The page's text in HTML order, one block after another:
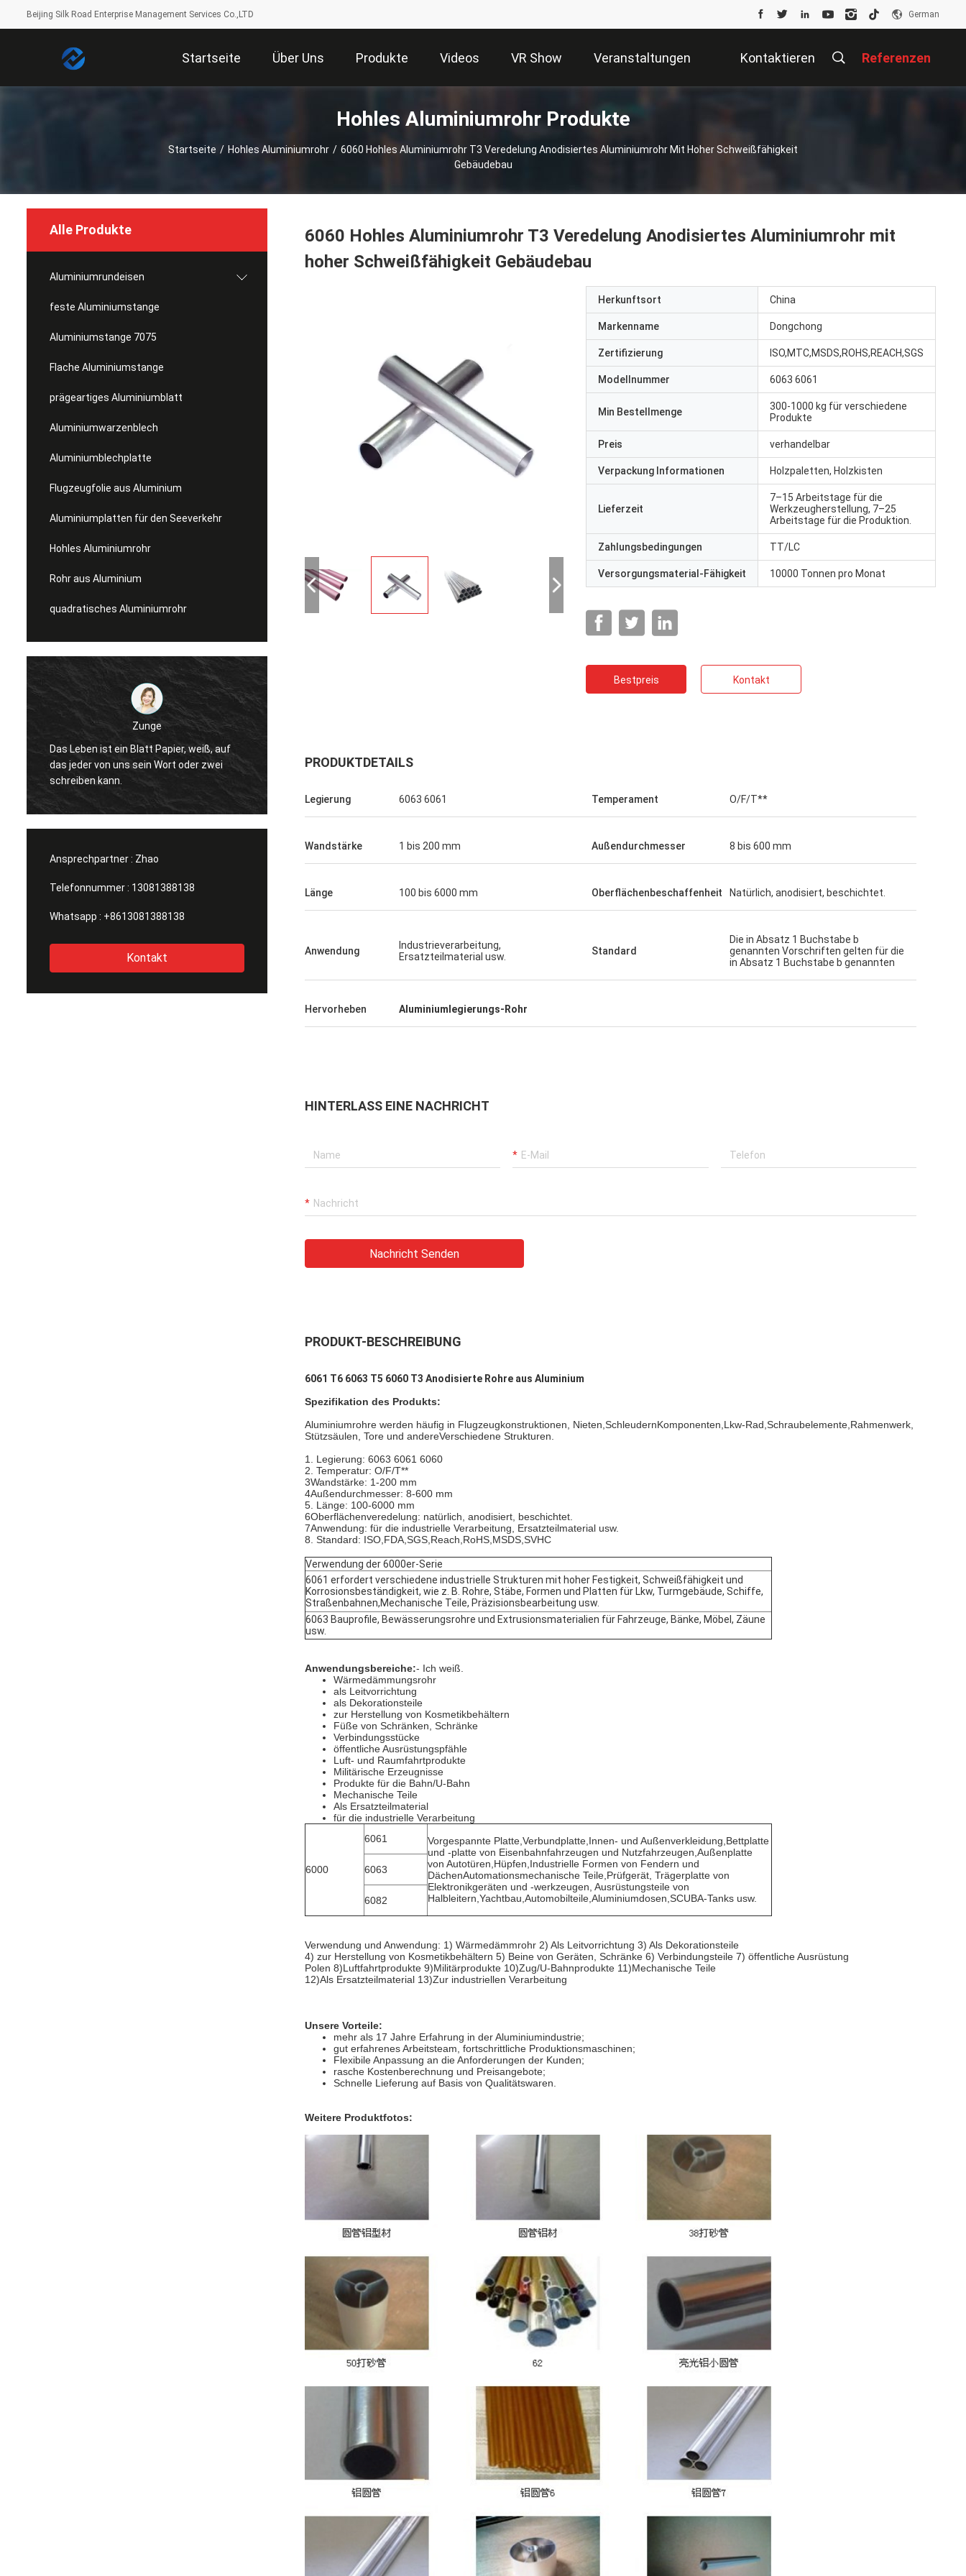
Beijing Silk Road Enterprise Management Services Co.,LTD German
Startseite Über Uns Produkte Videos VR Show Veranstaltungen Kontaktieren Referenzen
Hohles Aluminiumrohr Produkte
Startseite / Hohles Aluminiumrohr / 6060 Hohles Aluminiumrohr T3 Veredelung Anodisiertes Aluminiumrohr Mit Hoher Schweißfähigkeit
Gebäudebau
Alle Produkte
Aluminiumrundeisen
feste Aluminiumstange
Aluminiumstange 7075
Flache Aluminiumstange
prägeartiges Aluminiumblatt
Aluminiumwarzenblech
Aluminiumblechplatte
Flugzeugfolie aus Aluminium
Aluminiumplatten für den Seeverkehr
Hohles Aluminiumrohr
Rohr aus Aluminium
quadratisches Aluminiumrohr
ein Blatt Papier, weiß, auf
uns sein Wort oder zwei
Gute Produkte, guter Service, gute
Beschaffungsplattform für die
Herstellung von verschiedenen Größen
von Milchflaschen, Sojasoßflaschen,
Gelbweinflaschen.
Gelbweinflaschen.
Gelbweinflaschen.
Ansprechpartner : Zhao
Telefonnummer : 13081388138
Whatsapp : +8613081388138
Kontakt
6060 Hohles Aluminiumrohr T3 Veredelung Anodisiertes Aluminiumrohr mit
hoher Schweißfähigkeit Gebäudebau
Herkunftsort China
Markenname Dongchong
Zertifizierung ISO,MTC,MSDS,ROHS,REACH,SGS
Modellnummer 6063 6061
Min Bestellmenge
300-1000 kg für verschiedene
Produkte
Preis verhandelbar
Verpackung Informationen Holzpaletten, Holzkisten
Lieferzeit
7–15 Arbeitstage für die
Werkzeugherstellung, 7–25
Arbeitstage für die Produktion.
Zahlungsbedingungen TT/LC
Versorgungsmaterial-Fähigkeit 10000 Tonnen pro Monat
Bestpreis Kontakt
PRODUKTDETAILS
Legierung 6063 6061 Temperament O/F/T**
Wandstärke 1 bis 200 mm Außendurchmesser 8 bis 600 mm
Länge 100 bis 6000 mm Oberflächenbeschaffenheit Natürlich, anodisiert, beschichtet.
Anwendung
Industrieverarbeitung,
Ersatzteilmaterial usw.
Standard
Die in Absatz 1 Buchstabe b
genannten Vorschriften gelten für die
in Absatz 1 Buchstabe b genannten
Hervorheben Aluminiumlegierungs-Rohr
HINTERLASS EINE NACHRICHT
Nachricht Senden
PRODUKT-BESCHREIBUNG
6061 T6 6063 T5 6060 T3 Anodisierte Rohre aus Aluminium
Spezifikation des Produkts:
Aluminiumrohre werden häufig in Flugzeugkonstruktionen, Nieten, SchleudernKomponenten,Lkw-Rad,Schraubelemente,Rahmenwerk,
Stützsäulen, Tore und andereVerschiedene Strukturen.
1. Legierung: 6063 6061 6060
2. Temperatur: O/F/T**
3Wandstärke: 1-200 mm
4Außendurchmesser: 8-600 mm
5. Länge: 100-6000 mm
6Oberflächenveredelung: natürlich, anodisiert, beschichtet.
7Anwendung: für die industrielle Verarbeitung, Ersatzteilmaterial usw.
8. Standard: ISO,FDA,SGS,Reach,RoHS,MSDS,SVHC
Verwendung der 6000er-Serie
6061 erfordert verschiedene industrielle Strukturen mit hoher Festigkeit, Schweißfähigkeit und
Korrosionsbeständigkeit, wie z. B. Rohre, Stäbe, Formen und Platten für Lkw, Turmgebäude, Schiffe,
Straßenbahnen,Mechanische Teile, Präzisionsbearbeitung usw.
6063 Bauprofile, Bewässerungsrohre und Extrusionsmaterialien für Fahrzeuge, Bänke, Möbel, Zäune
usw.
Anwendungsbereiche:- Ich weiß.
Wärmedämmungsrohr
als Leitvorrichtung
als Dekorationsteile
zur Herstellung von Kosmetikbehältern
Füße von Schränken, Schränke
Verbindungsstücke
öffentliche Ausrüstungspfähle
Luft- und Raumfahrtprodukte
Militärische Erzeugnisse
Produkte für die Bahn/U-Bahn
Mechanische Teile
Als Ersatzteilmaterial
für die industrielle Verarbeitung
6000
6061
Vorgespannte Platte,Verbundplatte,Innen- und Außenverkleidung,Bettplatte
und -platte von Eisenbahnfahrzeugen und Nutzfahrzeugen,Außenplatte
von Autotüren,Hüpfen,Industrielle Formen von Fendern und
DächenAutomationsmechanische Teile,Prüfgerät, Trägerplatte von
Elektronikgeräten und -werkzeugen, Ausrüstungsteile von
Halbleitern,Yachtbau,Automobilteile,Aluminiumdosen,SCUBA-Tanks usw.
6063
6082
Verwendung und Anwendung: 1) Wärmedämmrohr 2) Als Leitvorrichtung 3) Als Dekorationsteile
4) zur Herstellung von Kosmetikbehältern 5) Beine von Geräten, Schränke 6) Verbindungsteile 7) öffentliche Ausrüstung
Polen 8)Luftfahrtprodukte 9)Militärprodukte 10)Zug/U-Bahnprodukte 11)Mechanische Teile
12)Als Ersatzteilmaterial 13)Zur industriellen Verarbeitung
Unsere Vorteile:
mehr als 17 Jahre Erfahrung in der Aluminiumindustrie;
gut erfahrenes Arbeitsteam, fortschrittliche Produktionsmaschinen;
Flexibile Anpassung an die Anforderungen der Kunden;
rasche Kostenberechnung und Preisangebote;
Schnelle Lieferung auf Basis von Qualitätswaren.
Weitere Produktfotos: